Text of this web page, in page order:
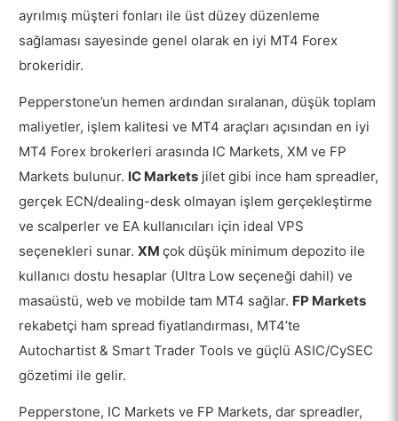
ayrılmış müşteri fonları ile üst düzey düzenleme
sağlaması sayesinde genel olarak en iyi MT4 Forex
brokeridir.
Pepperstone’un hemen ardından sıralanan, düşük toplam
maliyetler, işlem kalitesi ve MT4 araçları açısından en iyi
MT4 Forex brokerleri arasında IC Markets, XM ve FP
Markets bulunur. IC Markets jilet gibi ince ham spreadler,
gerçek ECN/dealing-desk olmayan işlem gerçekleştirme
ve scalperler ve EA kullanıcıları için ideal VPS
seçenekleri sunar.XMçok düşük minimum depozito ile
kullanıcı dostu hesaplar (Ultra Low seçeneği dahil) ve
masaüstü, web ve mobilde tam MT4 sağlar. FP Markets
rekabetçi ham spread fiyatlandırması, MT4’te
Autochartist & Smart Trader Tools ve güçlü ASIC/CySEC
gözetimi ile gelir.
Pepperstone, IC Markets ve FP Markets, dar spreadler,